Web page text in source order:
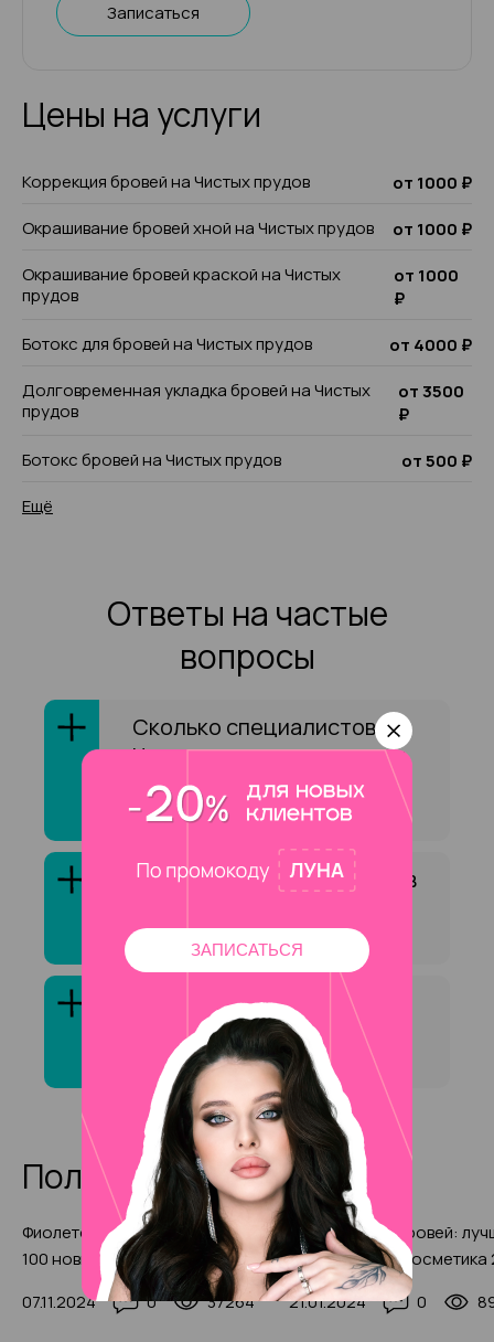
Записаться
Цены на услуги
Коррекция бровей на Чистых прудов
от 1000 ₽
Окрашивание бровей хной на Чистых прудов
от 1000 ₽
Окрашивание бровей краской на Чистых
прудов
от 1000
₽
Ботокс для бровей на Чистых прудов
от 4000 ₽
Долговременная укладка бровей на Чистых
прудов
от 3500
₽
Ботокс бровей на Чистых прудов
от 500 ₽
Ещё
Ответы на частые
вопросы
Сколько специалистов на
Чистых прудов оказывают
услугу «Восстановление
бровей»?
Как выбрать специалиста в
бровей»?
Клиенты обычно довольны
услугой «Восстановление
бровей»?
Полезные статьи
Фиолетовый маникюр 2025:
100 новинок (210+ фото)
07.11.2024
0 37264
Оформление бровей:
декоративная косметика
(с фото-примерами)
21.01.2024 0
ЗАПИСАТЬСЯ